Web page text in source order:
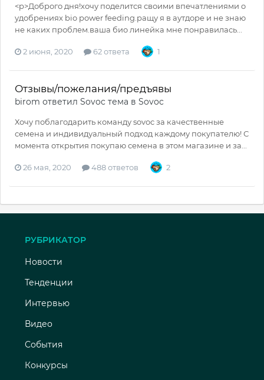
<p>Доброго дня!хочу поделится своими впечатлениями о
удобрениях bio power feeding.ращу я в аутдоре и не знаю
не каких проблем.ваша био линейка мне понравилась...
2 июня, 2020 62 ответа 1
Отзывы/пожелания/предъявы
birom ответил Sovoc тема в Sovoc
Хочу поблагодарить команду sovoc за качественные
семена и индивидуальный подход каждому покупателю! С
момента открытия покупаю семена в этом магазине и за...
26 мая, 2020 488 ответов 2
РУБРИКАТОР
Новости
Тенденции
Интервью
Видео
События
Конкурсы